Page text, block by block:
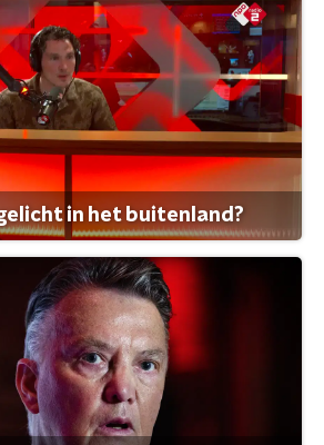
in het buitenland?